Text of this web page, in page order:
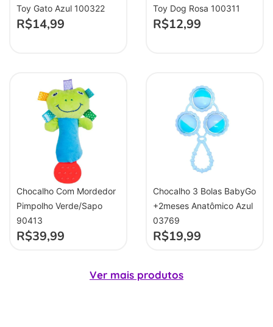
Toy Gato Azul 100322
R$14,99
Toy Dog Rosa 100311
R$12,99
Chocalho Com Mordedor
Pimpolho Verde/Sapo
90413
R$39,99
Chocalho 3 Bolas BabyGo
+2meses Anatômico Azul
03769
R$19,99
Ver mais produtos